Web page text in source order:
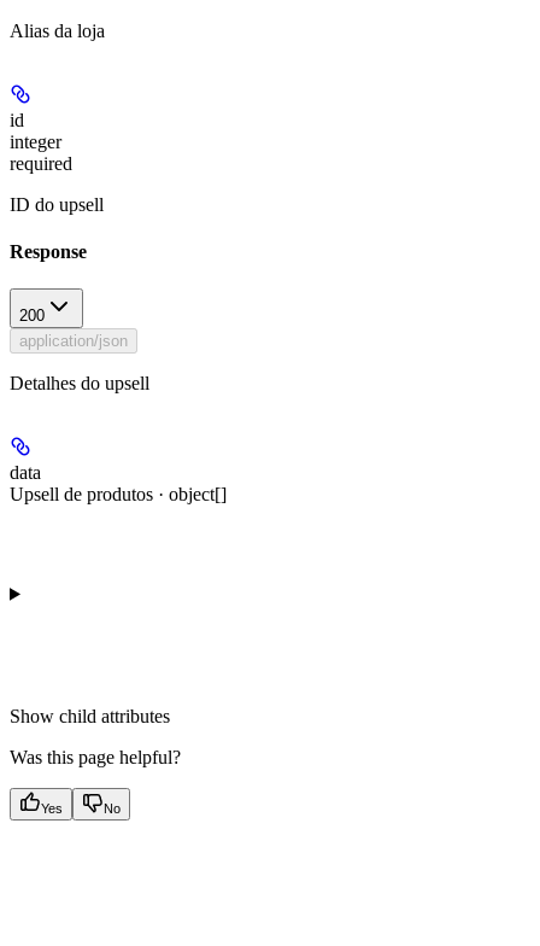
Alias da loja
id
integer
required
ID do upsell
Response
200
application/json
Detalhes do upsell
data
Upsell de produtos · object[]
Show child attributes
Was this page helpful?
Yes No